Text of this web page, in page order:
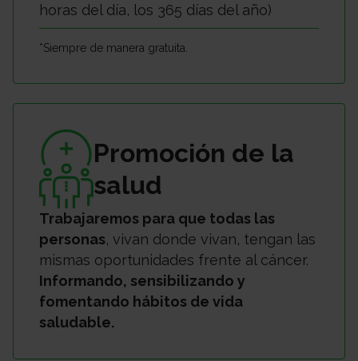
horas del día, los 365 días del año)
*Siempre de manera gratuita.
Promoción de la
salud
Trabajaremos para que todas las
personas, vivan donde vivan, tengan las
mismas oportunidades frente al cáncer.
Informando, sensibilizando y
fomentando hábitos de vida
saludable.